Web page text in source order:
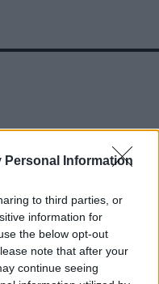
Personal Information
to third parties, or
information for
the below opt-out
note that after your
continue seeing